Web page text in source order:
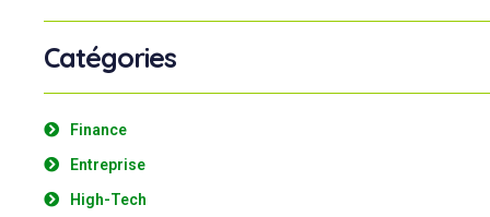
Catégories
Finance
Entreprise
High-Tech